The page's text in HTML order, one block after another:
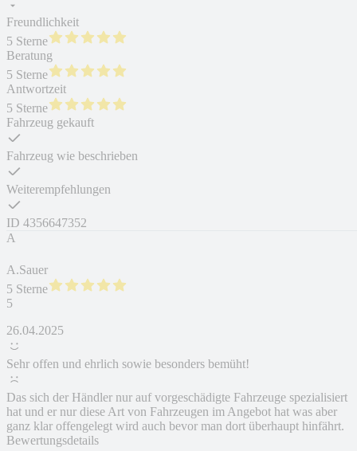
Freundlichkeit
5 Sterne
Beratung
5 Sterne
Antwortzeit
5 Sterne
Fahrzeug gekauft
Fahrzeug wie beschrieben
Weiterempfehlungen
ID 4356647352
A
A.Sauer
5 Sterne
5
26.04.2025
Sehr offen und ehrlich sowie besonders bemüht!
Das sich der Händler nur auf vorgeschädigte Fahrzeuge spezialisiert
hat und er nur diese Art von Fahrzeugen im Angebot hat was aber
ganz klar offengelegt wird auch bevor man dort überhaupt hinfährt.
Bewertungsdetails